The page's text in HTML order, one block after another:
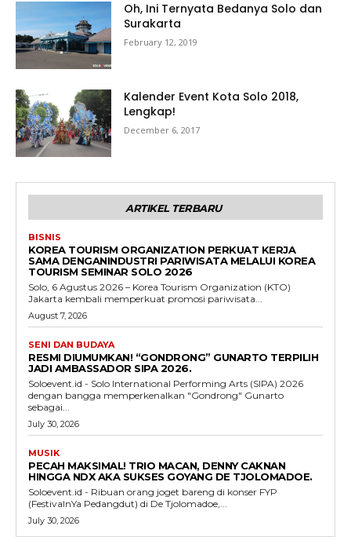
Oh, Ini Ternyata Bedanya Solo dan
Surakarta
February 12, 2019
Kalender Event Kota Solo 2018,
Lengkap!
December 6, 2017
ARTIKEL TERBARU
BISNIS
KOREA TOURISM ORGANIZATION PERKUAT KERJA
SAMA DENGANINDUSTRI PARIWISATA MELALUI KOREA
TOURISM SEMINAR SOLO 2026
Solo, 6 Agustus 2026 – Korea Tourism Organization (KTO)
Jakarta kembali memperkuat promosi pariwisata...
August 7, 2026
SENI DAN BUDAYA
RESMI DIUMUMKAN! “GONDRONG” GUNARTO TERPILIH
JADI AMBASSADOR SIPA 2026.
Soloevent.id - Solo International Performing Arts (SIPA) 2026
dengan bangga memperkenalkan "Gondrong" Gunarto
sebagai...
July 30, 2026
MUSIK
PECAH MAKSIMAL! TRIO MACAN, DENNY CAKNAN
HINGGA NDX AKA SUKSES GOYANG DE TJOLOMADOE.
Soloevent.id - Ribuan orang joget bareng di konser FYP
(FestivalnYa Pedangdut) di De Tjolomadoe,...
July 30, 2026